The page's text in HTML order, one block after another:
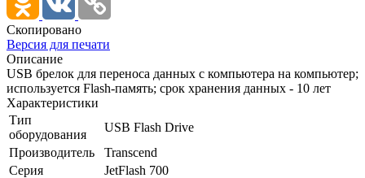
Скопировано
Версия для печати
Описание
USB брелок для переноса данных с компьютера на компьютер;
используется Flash-память; срок хранения данных - 10 лет
Характеристики
Тип
оборудования
USB Flash Drive
Производитель
Transcend
Серия
JetFlash 700